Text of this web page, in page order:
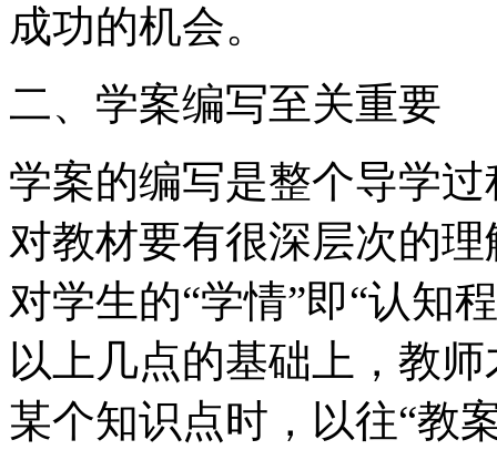
成功的机会。
二、学案编写至关重要
学案的编写是整个导学
对教材要有很深层次的
对学生的“学情”即“认知
以上几点的基础上，教
某个知识点时，以往“教